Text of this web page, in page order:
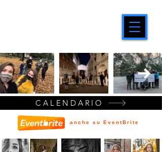
CALENDARIO
anche su EventBrite